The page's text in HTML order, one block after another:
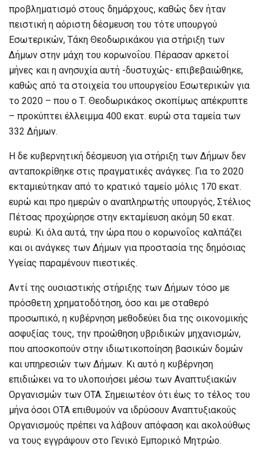
προβληματισμό στους δημάρχους, καθώς δεν ήταν
πειστική η αόριστη δέσμευση του τότε υπουργού
Εσωτερικών, Τάκη Θεοδωρικάκου για στήριξη των
Δήμων στην μάχη του κορωνοΐου. Πέρασαν αρκετοί
μήνες και η ανησυχία αυτή -δυστυχώς- επιβεβαιώθηκε,
καθώς από τα στοιχεία του υπουργείου Εσωτερικών για
το 2020 – που ο Τ. Θεοδωρικάκος σκοπίμως απέκρυπτε
– προκύπτει έλλειμμα 400 εκατ. ευρώ στα ταμεία των
332 Δήμων.
Η δε κυβερνητική δέσμευση για στήριξη των Δήμων δεν
ανταποκρίθηκε στις πραγματικές ανάγκες. Για το 2020
εκταμιεύτηκαν από το κρατικό ταμείο μόλις 170 εκατ.
ευρώ και προ ημερών ο αναπληρωτής υπουργός, Στέλιος
Πέτσας προχώρησε στην εκταμίευση ακόμη 50 εκατ.
ευρώ. Κι όλα αυτά, την ώρα που ο κορωνοΐος καλπάζει
και οι ανάγκες των Δήμων για προστασία της δημόσιας
Υγείας παραμένουν πιεστικές.
Αντί της ουσιαστικής στήριξης των Δήμων τόσο με
πρόσθετη χρηματοδότηση, όσο και με σταθερό
προσωπικό, η κυβέρνηση μεθοδεύει δια της οικονομικής
ασφυξίας τους, την προώθηση υβριδικών μηχανισμών,
που αποσκοπούν στην ιδιωτικοποίηση βασικών δομών
και υπηρεσιών των Δήμων. Κι αυτό η κυβέρνηση
επιδιώκει να το υλοποιήσει μέσω των Αναπτυξιακών
Οργανισμών των ΟΤΑ. Σημειωτέον ότι έως το τέλος του
μήνα όσοι ΟΤΑ επιθυμούν να ιδρύσουν Αναπτυξιακούς
Οργανισμούς πρέπει να λάβουν απόφαση και ακολούθως
να τους εγγράψουν στο Γενικό Εμπορικό Μητρώο.